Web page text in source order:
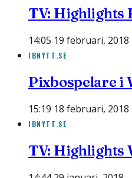
TV: Highlights
14:05 19 februari, 2018
IBNYTT.SE
Pixbospelare i
15:19 18 februari, 2018
IBNYTT.SE
TV: Highlights